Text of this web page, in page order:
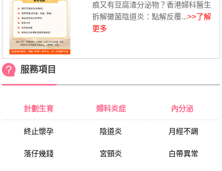
痕又有豆腐渣分泌物？香港婦科醫生
拆解黴菌陰道炎：點解反覆...>>了解
更多
服務項目
計劃生育
終止懷孕
落仔幾錢
婦科炎症
陰道炎
宮頸炎
內分泌
月經不調
白帶異常